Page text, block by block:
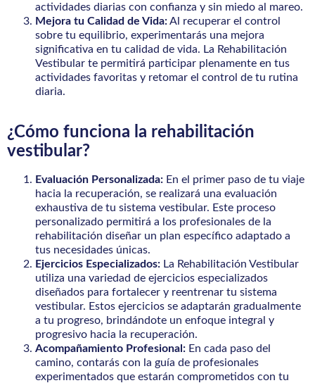
actividades diarias con confianza y sin miedo al mareo.
Mejora tu Calidad de Vida:Al recuperar el control
sobre tu equilibrio, experimentarás una mejora
significativa en tu calidad de vida. La Rehabilitación
Vestibular te permitirá participar plenamente en tus
actividades favoritas y retomar el control de tu rutina
diaria.
¿Cómo funciona la rehabilitación
vestibular?
Evaluación Personalizada: En el primer paso de tu viaje
hacia la recuperación, se realizará una evaluación
exhaustiva de tu sistema vestibular. Este proceso
personalizado permitirá a los profesionales de la
rehabilitación diseñar un plan específico adaptado a
tus necesidades únicas.
Ejercicios Especializados: La Rehabilitación Vestibular
utiliza una variedad de ejercicios especializados
diseñados para fortalecer y reentrenar tu sistema
vestibular. Estos ejercicios se adaptarán gradualmente
a tu progreso, brindándote un enfoque integral y
progresivo hacia la recuperación.
Acompañamiento Profesional: En cada paso del
camino, contarás con la guía de profesionales
experimentados que estarán comprometidos con tu